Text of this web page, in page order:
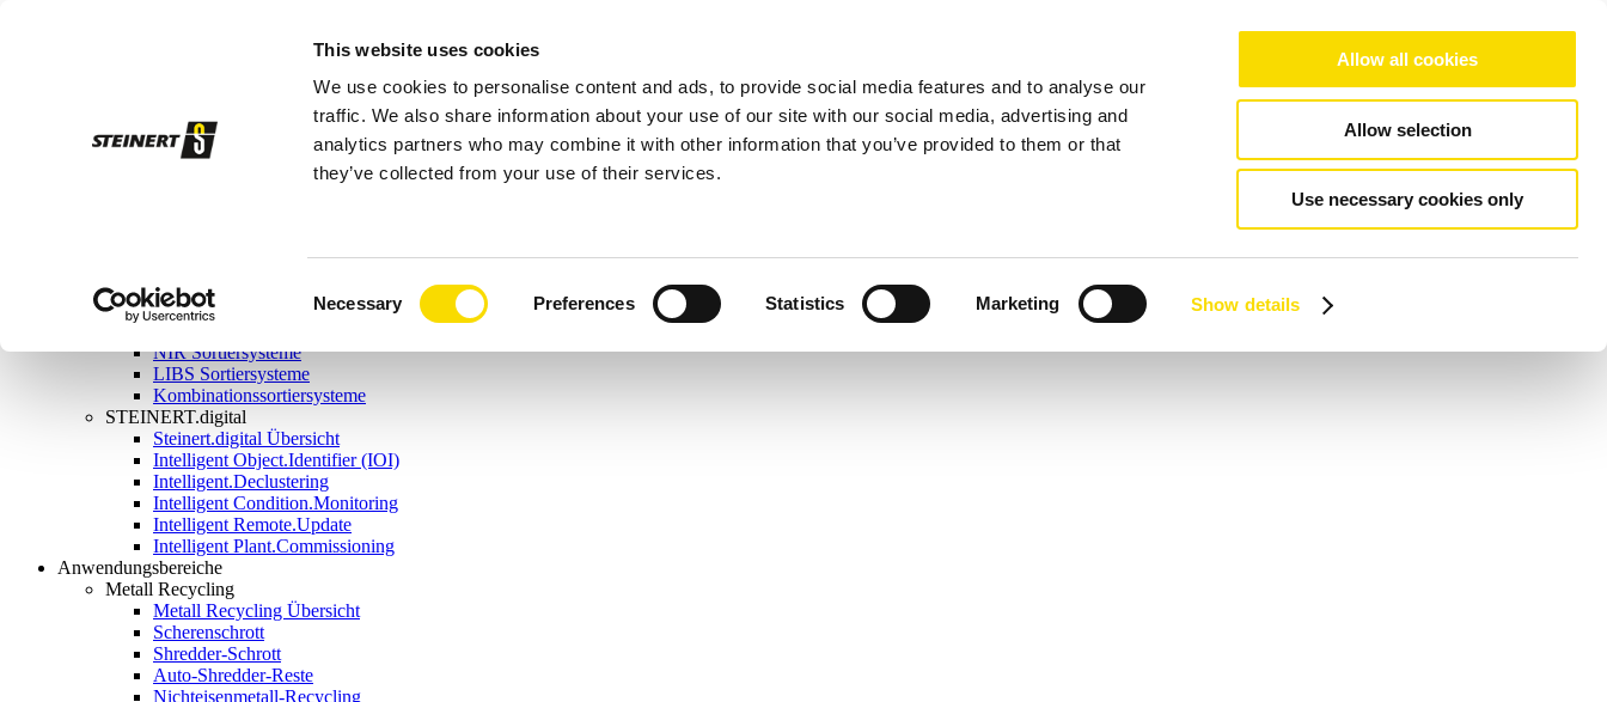
This website uses cookies
We use cookies to personalise content and ads, to provide social media features and to analyse our
traffic. We also share information about your use of our site with our social media, advertising and
analytics partners who may combine it with other information that you’ve provided to them or that
they’ve collected from your use of their services.
Necessary Preferences Statistics Marketing Show details
Allow all cookies
Allow selection
Use necessary cookies only
Überbandmagnete
Aushebemagnete
Röntgensortiersysteme
Induktionssortiersysteme
NIR Sortiersysteme
LIBS Sortiersysteme
Kombinationssortiersysteme
STEINERT.digital
Steinert.digital Übersicht
Intelligent Object.Identifier (IOI)
Intelligent.Declustering
Intelligent Condition.Monitoring
Intelligent Remote.Update
Intelligent Plant.Commissioning
Anwendungsbereiche
Metall Recycling
Metall Recycling Übersicht
Scherenschrott
Shredder-Schrott
Auto-Shredder-Reste
Nichteisenmetall-Recycling